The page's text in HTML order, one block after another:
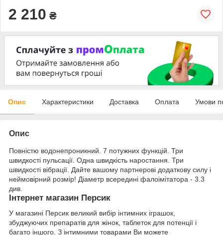
2 210 ₴
Опис Характеристики Доставка Оплата Умови
Опис
Повністю водонепроникний. 7 потужних функцій. Три
швидкості пульсації. Одна швидкість наростання. Три
швидкості вібрації. Дайте вашому партнерові додаткову силу і
неймовірний розмір! Діаметр всередині фалоімітатора - 3.3
див.
Інтернет магазин Персик
У магазині Персик великий вибір інтимних іграшок,
збуджуючих препаратів для жінок, таблеток для потенції і
багато іншого. З інтимними товарами Ви можете